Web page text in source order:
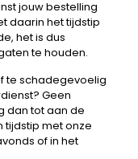
jouw bestelling
daarin het tijdstip
het is dus
te houden.
te schadegevoelig
Geen
dan tot aan de
met onze
of in het